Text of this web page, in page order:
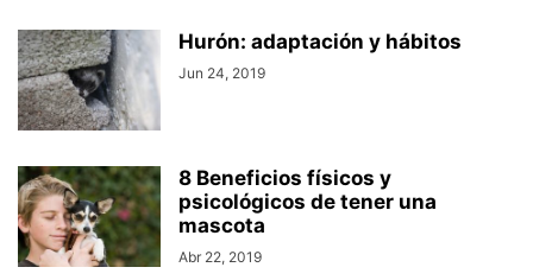
Hurón: adaptación y hábitos
Jun 24, 2019
8 Beneficios físicos y
psicológicos de tener una
mascota
Abr 22, 2019